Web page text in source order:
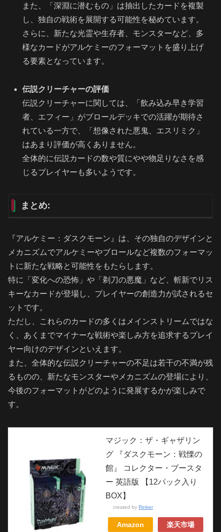
また、「深淵に潜むもの」は抽出したカードを複製
し、独自の戦術を展開する可能性を秘めています。
さらに、新たな光霊や生存者、モンスターなど、多
様なカードがアルケミーのフォーマットを盛り上げ
る要素となっています。
伝説クリーチャーの評価
伝説クリーチャーに関しては、「飲み込み早き学習
者、エフィー」がブロールデッキでの活躍が期待さ
れている一方で、「想像された悪鬼、エスリミク」
はあまり評価が高くありません。
全体的に伝説カードの数や質にやや物足りなさを感
じるプレイヤーも多いようです。
まとめ:
『アルケミー：ダスクモーン』は、その独自のデザインと
メカニズムでアルケミーやブロールなど複数のフォーマッ
トに新たな戦略と可能性をもたらします。
特に「変化への恐怖」や「剃刀の悪魔」など、斬新でリス
キーなカードが登場し、プレイヤーの創造力が試されるセ
ットです。
ただし、これらのカードの多くはメインストリームではな
く、あくまでマイナーな戦術や楽しみ方を追求するプレイ
ヤー向けのデザインといえます。
また、全体的な伝説クリーチャーの不足は若干の不満が残
るものの、新たなモンスターやメカニズムの登場により、
今後のフォーマットがどのように発展するかが楽しみで
す。
マジック：ザ・ギャザリン
グ 『ダスクモーン：戦慄の
館』 コレクター・ブースタ
ー 英語版 【12パック入り
BOX】
created by Rinker
Amazon 楽天市場